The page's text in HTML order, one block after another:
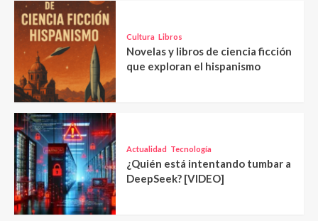
Cultura Libros
Novelas y libros de ciencia ficción
que exploran el hispanismo
Actualidad Tecnología
¿Quién está intentando tumbar a
DeepSeek? [VIDEO]